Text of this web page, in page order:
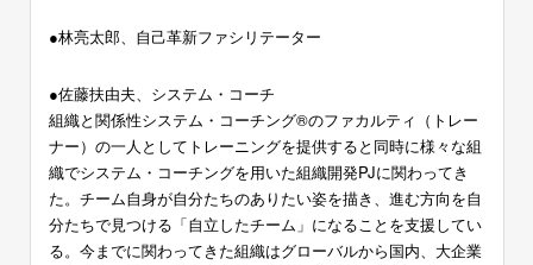
●林亮太郎、自己革新ファシリテーター
●佐藤扶由夫、システム・コーチ
組織と関係性システム・コーチング®のファカルティ（トレー
ナー）の一人としてトレーニングを提供すると同時に様々な組
織でシステム・コーチングを用いた組織開発PJに関わってき
た。チーム自身が自分たちのありたい姿を描き、進む方向を自
分たちで見つける「自立したチーム」になることを支援してい
る。今までに関わってきた組織はグローバルから国内、大企業